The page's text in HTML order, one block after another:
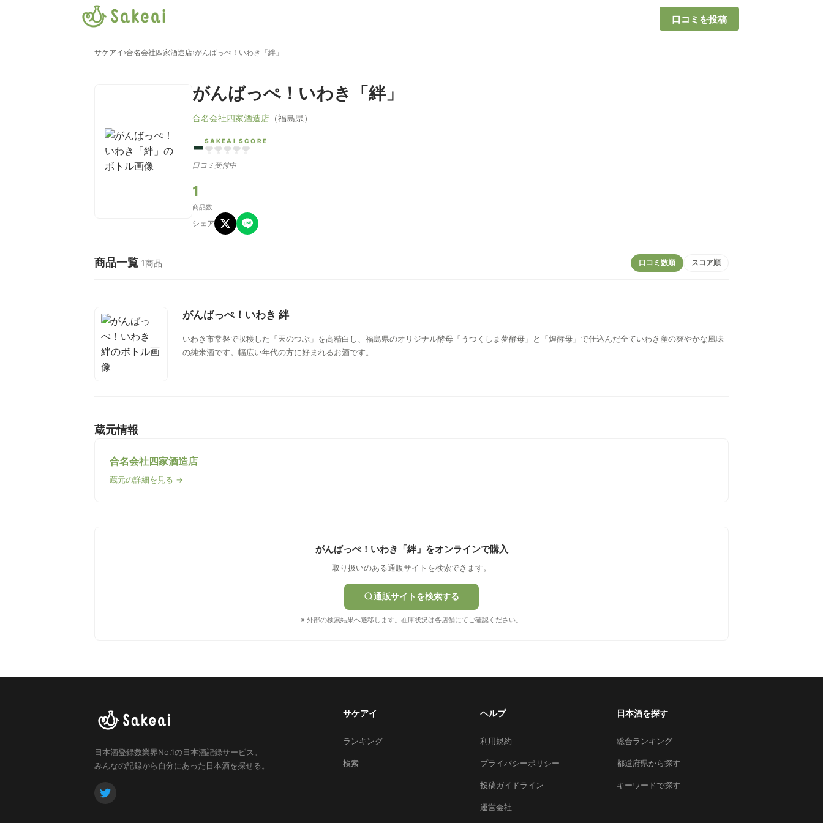
口コミを投稿
サケアイ ›合名会社四家酒造店›がんばっぺ！いわき「絆」
がんばっぺ！いわき「絆」
合名会社四家酒造店 （福島県）
-SAKEAI SCORE
口コミ受付中
1
商品数
シェア
商品一覧 1商品 口コミ数順 スコア順
がんばっぺ！いわき 絆
いわき市常磐で収穫した「天のつぶ」を高精白し、福島県のオリジナル酵母「うつくしま夢酵母」と「煌酵母」で仕込んだ全ていわき産の爽やかな風味
の純米酒です。幅広い年代の方に好まれるお酒です。
蔵元情報
合名会社四家酒造店
蔵元の詳細を見る →
がんばっぺ！いわき「絆」をオンラインで購入
取り扱いのある通販サイトを検索できます。
通販サイトを検索する
※ 外部の検索結果へ遷移します。在庫状況は各店舗にてご確認ください。
日本酒登録数業界No.1の日本酒記録サービス。
みんなの記録から自分にあった日本酒を探せる。
サケアイ
ランキング
検索
ヘルプ
利用規約
プライバシーポリシー
投稿ガイドライン
運営会社
日本酒を探す
総合ランキング
都道府県から探す
キーワードで探す